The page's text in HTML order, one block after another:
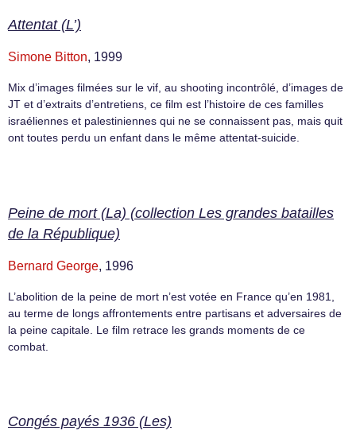
Attentat (L’)
Simone Bitton, 1999
Mix d’images filmées sur le vif, au shooting incontrôlé, d’images de
JT et d’extraits d’entretiens, ce film est l’histoire de ces familles
israéliennes et palestiniennes qui ne se connaissent pas, mais quit
ont toutes perdu un enfant dans le même attentat-suicide.
Peine de mort (La) (collection Les grandes batailles
de la République)
Bernard George, 1996
L’abolition de la peine de mort n’est votée en France qu’en 1981,
au terme de longs affrontements entre partisans et adversaires de
la peine capitale. Le film retrace les grands moments de ce
combat.
Congés payés 1936 (Les)